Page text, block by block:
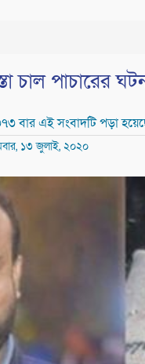
চাল পাচারের
বার এই সংবাদটি পড়া
১৩ জুলাই, ২০২০